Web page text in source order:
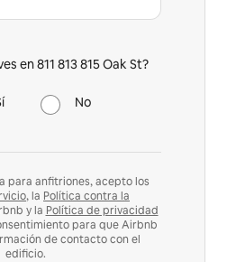
en 811 813 815 Oak St?
No
para anfitriones, acepto los
, la Política contra la
y la Política de privacidad
para que Airbnb
de contacto con el
edificio.